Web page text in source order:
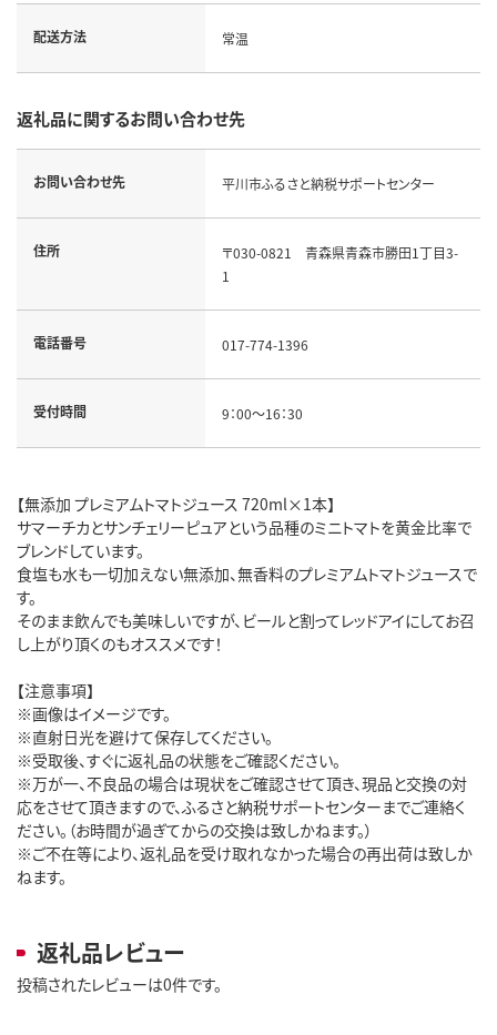
配送方法 常温
返礼品に関するお問い合わせ先
お問い合わせ先 平川市ふるさと納税サポートセンター
住所
〒030-0821 青森県青森市勝田1丁目3-
1
電話番号 017-774-1396
受付時間 9：00～16：30
【無添加 プレミアムトマトジュース 720ml×1本】
サマーチカとサンチェリーピュアという品種のミニトマトを黄金比率で
ブレンドしています。
食塩も水も一切加えない無添加、無香料のプレミアムトマトジュースで
す。
そのまま飲んでも美味しいですが、ビールと割ってレッドアイにしてお召
し上がり頂くのもオススメです！
【注意事項】
※画像はイメージです。
※直射日光を避けて保存してください。
※受取後、すぐに返礼品の状態をご確認ください。
※万が一、不良品の場合は現状をご確認させて頂き、現品と交換の対
応をさせて頂きますので、ふるさと納税サポートセンターまでご連絡く
ださい。（お時間が過ぎてからの交換は致しかねます。）
※ご不在等により、返礼品を受け取れなかった場合の再出荷は致しか
ねます。
返礼品レビュー
投稿されたレビューは0件です。